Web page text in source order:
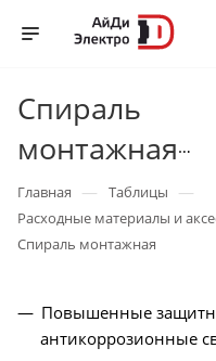
Спираль
монтажная
Главная — Таблицы —
Расходные материалы и
Спираль монтажная
Повышенные
антикоррозионные